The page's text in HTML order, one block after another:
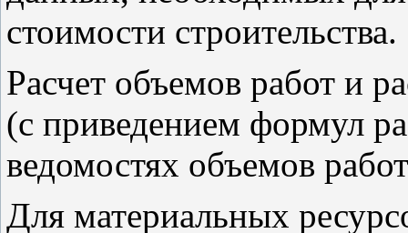
стоимости строительства.
Расчет объемов работ и
(с приведением формул
ведомостях объемов
Для материальных